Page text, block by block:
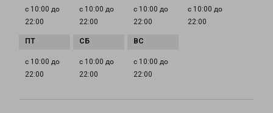
с 10:00 до
22:00
с 10:00 до
22:00
с 10:00 до
22:00
с 10:00 до
22:00
с 10:00 до
22:00
с 10:00 до
22:00
с 10:00 до
22:00